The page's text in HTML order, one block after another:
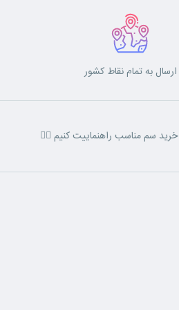
ارسال به تمام نقاط کشور
سم مناسب راهنماییت کنیم 👈🏼